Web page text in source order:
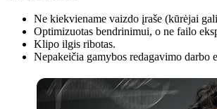
Ne kiekviename vaizdo įraše (kūrėjai
Optimizuotas bendrinimui, o ne failo
Klipo ilgis ribotas.
Nepakeičia gamybos redagavimo darbo